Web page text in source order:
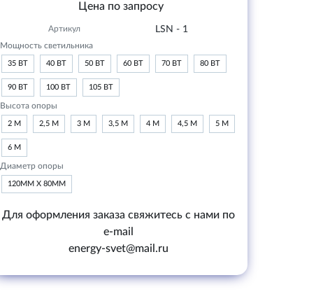
Цена по запросу
Артикул LSN - 1
Мощность светильника
35 ВТ 40 ВТ 50 ВТ 60 ВТ 70 ВТ 80 ВТ
90 ВТ 100 ВТ 105 ВТ
Высота опоры
2 М 2,5 М 3 М 3,5 М 4 М 4,5 М 5 М
6 М
Диаметр опоры
120ММ Х 80ММ
Для оформления заказа свяжитесь с нами по
e-mail
energy-svet@mail.ru